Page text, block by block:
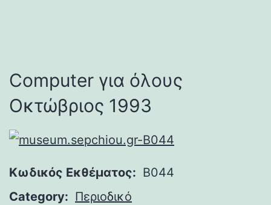
Computer για όλους
Οκτώβριος 1993
Κωδικός Εκθέματος: B044
Category: Περιοδικό